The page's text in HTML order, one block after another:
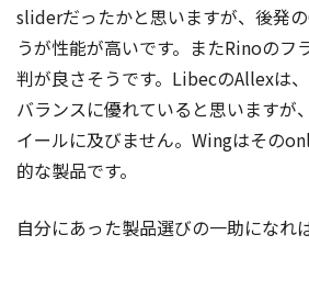
sliderだったかと思いますが、後発
うが性能が高いです。またRinoのフ
判が良さそうです。LibecのAllexは
バランスに優れていると思いますが
イールに及びません。Wingはその
的な製品です。
自分にあった製品選びの一助になれ